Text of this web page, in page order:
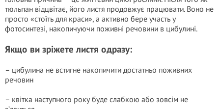
тюльпан відцвітає, його листя продовжує працювати. Воно не
просто «стоїть для краси», а активно бере участь у
фотосинтезі, накопичуючи поживні речовини в цибулині.
Якщо ви зріжете листя одразу:
– цибулина не встигне накопичити достатньо поживних
речовин
– квітка наступного року буде слабкою або зовсім не